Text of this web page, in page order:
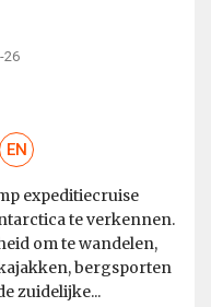
26
EN
expeditiecruise
te verkennen.
om te wandelen,
bergsporten
zuidelijke...